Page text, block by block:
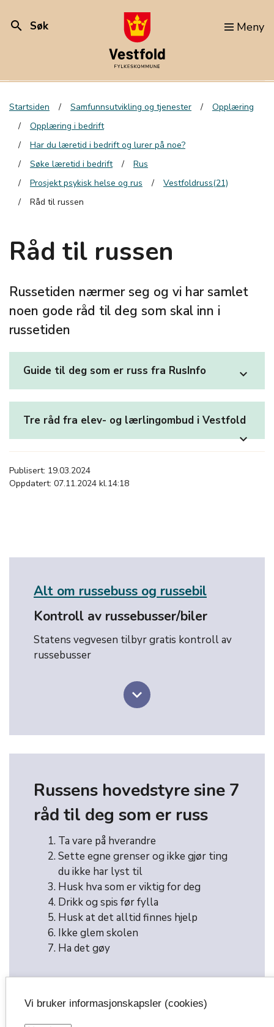
search Søk Meny
Startsiden Samfunnsutvikling og tjenester
Opplæring
Opplæring i bedrift
Har du læretid i bedrift og lurer på noe?
Søke læretid i bedrift
Rus
Prosjekt psykisk helse og rus
Vestfoldruss(21)
Råd til russen
Råd til russen
Russetiden nærmer seg og vi har samlet
noen gode råd til deg som skal inn i
russetiden
Guide til deg som er russ fra RusInfo expand_more
Tre råd fra elev- og lærlingombud i Vestfold
expand_more
Publisert: 19.03.2024
Oppdatert: 07.11.2024 kl.14:18
Alt om russebuss og russebil
Kontroll av russebusser/biler
Statens vegvesen tilbyr gratis kontroll av
russebusser
keyboard_arrow_down
Russens hovedstyre sine 7
råd til deg som er russ
Ta vare på hverandre
Sette egne grenser og ikke gjør ting
du ikke har lyst til
Husk hva som er viktig for deg
Drikk og spis før fylla
Husk at det alltid finnes hjelp
Ikke glem skolen
Ha det gøy
Vi bruker informasjonskapsler (cookies)